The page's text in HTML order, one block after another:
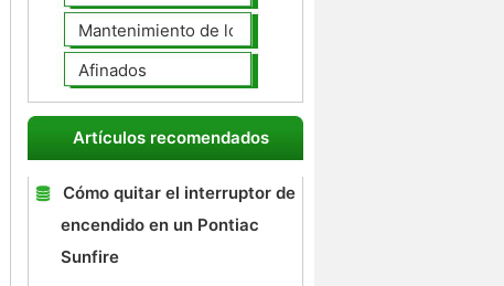
Mantenimiento de los neumáticos
Afinados
Artículos recomendados
Cómo quitar el interruptor de
encendido en un Pontiac
Sunfire